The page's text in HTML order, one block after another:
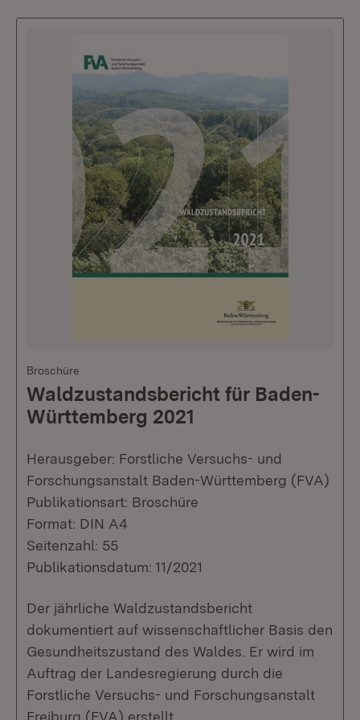
Broschüre
Waldzustandsbericht für Baden-
Württemberg 2021
Herausgeber: Forstliche Versuchs- und
Forschungsanstalt Baden-Württemberg (FVA)
Publikationsart: Broschüre
Format: DIN A4
Seitenzahl: 55
Publikationsdatum: 11/2021
Der jährliche Waldzustandsbericht
dokumentiert auf wissenschaftlicher Basis den
Gesundheitszustand des Waldes. Er wird im
Auftrag der Landesregierung durch die
Forstliche Versuchs- und Forschungsanstalt